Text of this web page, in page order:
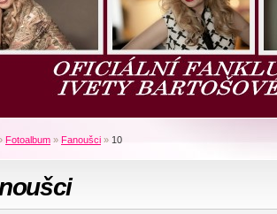
Fotoalbum » Fanoušci » 10